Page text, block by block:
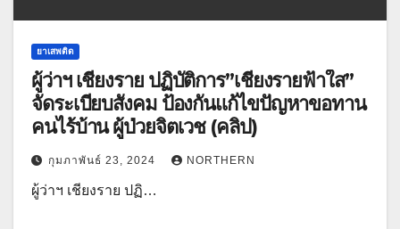
ยาเสพติด
ผู้ว่าฯ เชียงราย ปฏิบัติการ”เชียงรายฟ้าใส”
จัดระเบียบสังคม ป้องกันแก้ไขปัญหาขอทาน
คนไร้บ้าน ผู้ป่วยจิตเวช (คลิป)
กุมภาพันธ์ 23, 2024 NORTHERN
ผู้ว่าฯ เชียงราย ปฏิ…